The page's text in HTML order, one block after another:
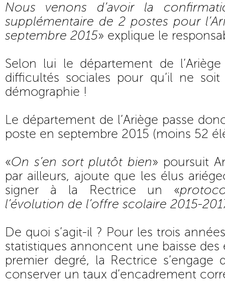
Nous venons d’avoir la
supplémentaire de 2 postes pour
septembre 2015» explique le
Selon lui le département de
difficultés sociales pour qu’il ne
démographie !
Le département de l’Ariège passe
poste en septembre 2015 (moins 52
«On s’en sort plutôt bien» poursuit
par ailleurs, ajoute que les élus
signer à la Rectrice un «
l’évolution de l’offre scolaire 2015-
De quoi s’agit-il ? Pour les trois
statistiques annoncent une baisse
premier degré, la Rectrice
conserver un taux d’encadrement